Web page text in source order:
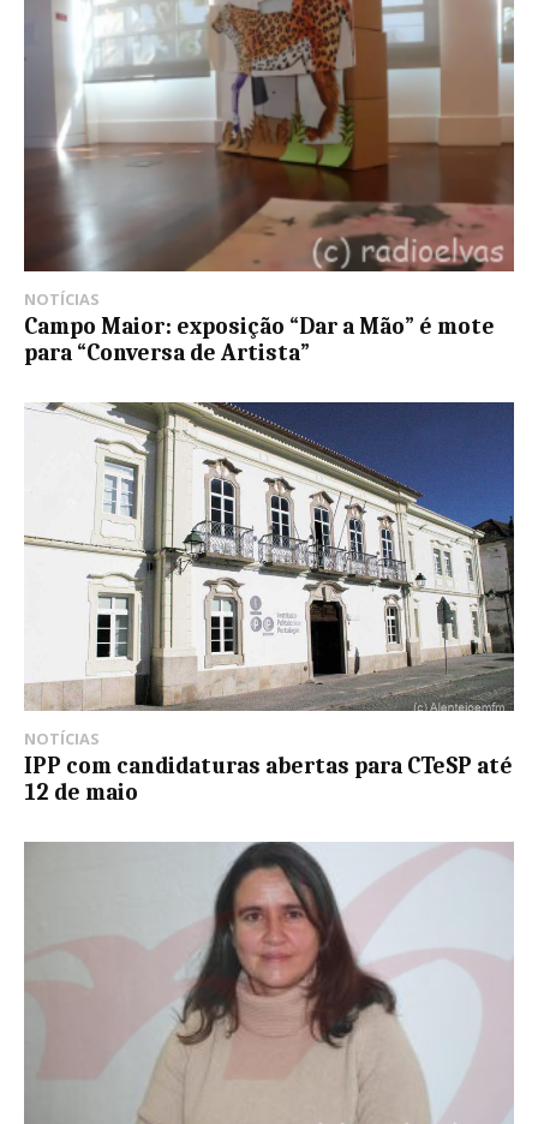
NOTÍCIAS
Campo Maior: exposição “Dar a Mão” é mote
para “Conversa de Artista”
NOTÍCIAS
IPP com candidaturas abertas para CTeSP até
12 de maio